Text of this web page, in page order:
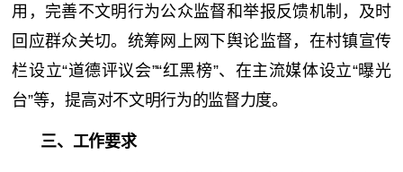
用，完善不文明行为公众监督和举报反馈机制，及时
回应群众关切。统筹网上网下舆论监督，在村镇宣传
栏设立“道德评议会”“红黑榜”、在主流媒体设立“曝光
台”等，提高对不文明行为的监督力度。
三、工作要求